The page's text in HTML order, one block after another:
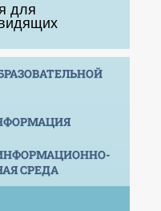
для
СРЕДА